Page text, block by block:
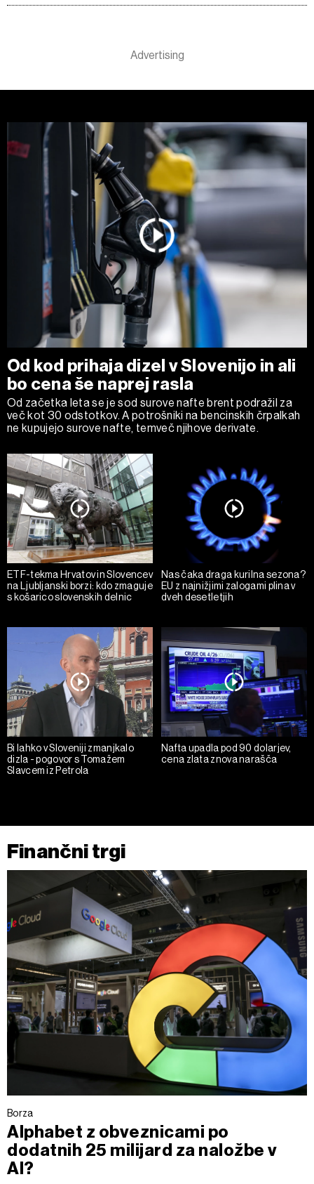
Od kod prihaja dizel v Slovenijo in ali
bo cena še naprej rasla
Od začetka leta se je sod surove nafte brent podražil za
več kot 30 odstotkov. A potrošniki na bencinskih črpalkah
ne kupujejo surove nafte, temveč njihove derivate.
ETF-tekma Hrvatov in Slovencev
na Ljubljanski borzi: kdo zmaguje
s košarico slovenskih delnic
Nas čaka draga kurilna sezona?
EU z najnižjimi zalogami plina v
dveh desetletjih
Bi lahko v Sloveniji zmanjkalo
dizla - pogovor s Tomažem
Slavcem iz Petrola
Nafta upadla pod 90 dolarjev,
cena zlata znova narašča
Finančni trgi
Borza
Alphabet z obveznicami po
dodatnih 25 milijard za naložbe v
AI?